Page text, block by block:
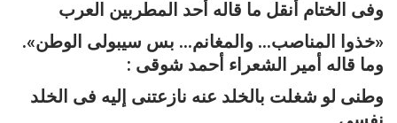
وفى الختام أنقل ما قاله أحد المطربين العرب
«خذوا المناصب… والمغانم… بس سيبولى الوطن».
وما قاله أمير الشعراء أحمد شوقى :
وطنى لو شغلت بالخلد عنه نازعتنى إليه فى الخلد